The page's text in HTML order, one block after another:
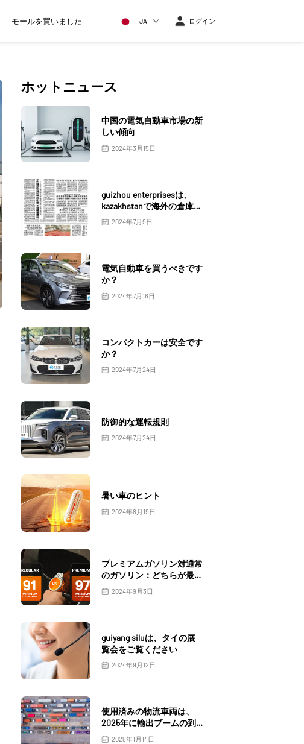
モールを買いました JA ログイン
ホットニュース
中国の電気自動車市場の新
しい傾向
2024年3月15日
guizhou enterprisesは、
kazakhstanで海外の倉庫を
立ち上げます
2024年7月9日
電気自動車を買うべきです
か？
2024年7月16日
コンパクトカーは安全です
か？
2024年7月24日
防御的な運転規則
2024年7月24日
暑い車のヒント
2024年8月19日
プレミアムガソリン対通常
のガソリン：どちらが最適
ですか？
2024年9月3日
guiyang siluは、タイの展
覧会をご覧ください
2024年9月12日
使用済みの物流車両は、
2025年に輸出ブームの到
来を告げます
2025年1月14日